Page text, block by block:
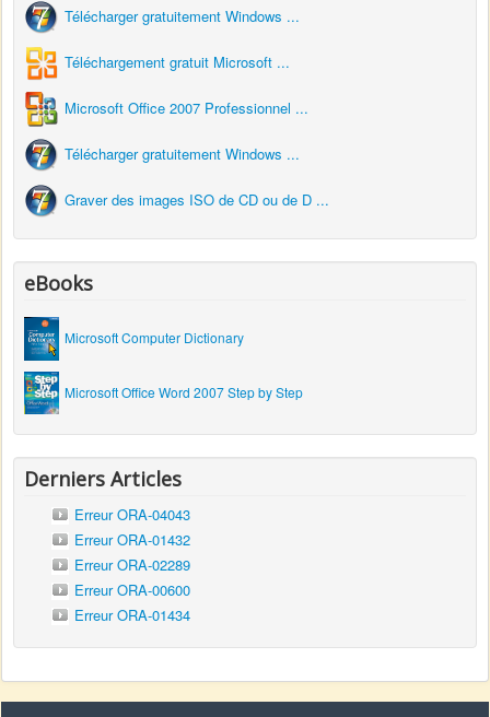
Télécharger gratuitement Windows ...
Téléchargement gratuit Microsoft ...
Microsoft Office 2007 Professionnel ...
Télécharger gratuitement Windows ...
Graver des images ISO de CD ou de D ...
eBooks
Microsoft Computer Dictionary
Microsoft Office Word 2007 Step by Step
Derniers Articles
Erreur ORA-04043
Erreur ORA-01432
Erreur ORA-02289
Erreur ORA-00600
Erreur ORA-01434